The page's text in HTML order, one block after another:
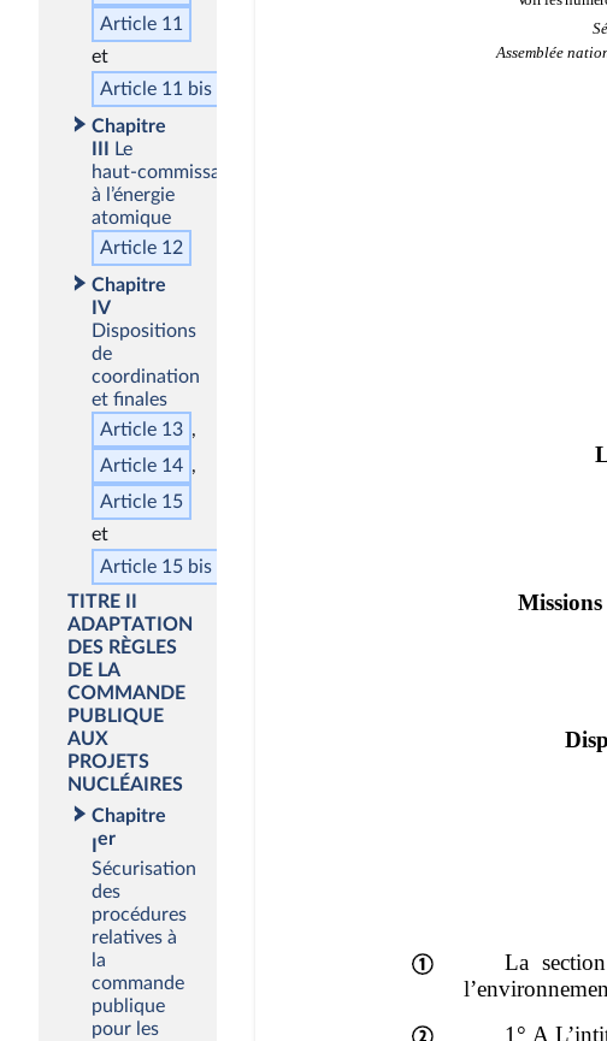
Article 11
Article 11
bis
Chapitre
Le
haut‑commissaire
à l’énergie
atomique
Article 12
Chapitre
IV
Dispositions
de
coordination
et finales
Article 13
Article 14
Article 15
Article 15 bis
TITRE II
ADAPTATION
DES RÈGLES
DE LA
COMMANDE
PUBLIQUE
AUX
PROJETS
NUCLÉAIRES
Chapitre
er
Sécurisation
des
procédures
relatives à
la
commande
publique
pour les